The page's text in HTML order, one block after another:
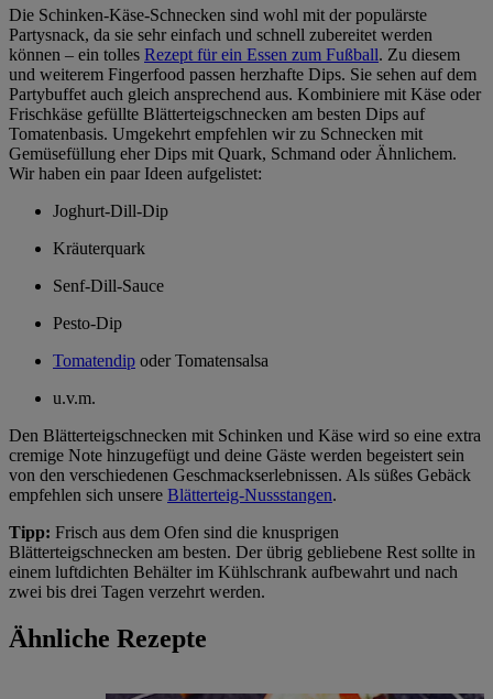
Die Schinken-Käse-Schnecken sind wohl mit der populärste
Partysnack, da sie sehr einfach und schnell zubereitet werden
können – ein tolles Rezept für ein Essen zum Fußball. Zu diesem
und weiterem Fingerfood passen herzhafte Dips. Sie sehen auf dem
Partybuffet auch gleich ansprechend aus. Kombiniere mit Käse oder
Frischkäse gefüllte Blätterteigschnecken am besten Dips auf
Tomatenbasis. Umgekehrt empfehlen wir zu Schnecken mit
Gemüsefüllung eher Dips mit Quark, Schmand oder Ähnlichem.
Wir haben ein paar Ideen aufgelistet:
Joghurt-Dill-Dip
Kräuterquark
Senf-Dill-Sauce
Pesto-Dip
Tomatendip oder Tomatensalsa
u.v.m.
Den Blätterteigschnecken mit Schinken und Käse wird so eine extra
cremige Note hinzugefügt und deine Gäste werden begeistert sein
von den verschiedenen Geschmackserlebnissen. Als süßes Gebäck
empfehlen sich unsere Blätterteig-Nussstangen.
Tipp: Frisch aus dem Ofen sind die knusprigen
Blätterteigschnecken am besten. Der übrig gebliebene Rest sollte in
einem luftdichten Behälter im Kühlschrank aufbewahrt und nach
zwei bis drei Tagen verzehrt werden.
Ähnliche Rezepte